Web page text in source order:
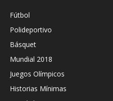
Fútbol
Polideportivo
Básquet
Mundial 2018
Juegos Olímpicos
Historias Mínimas